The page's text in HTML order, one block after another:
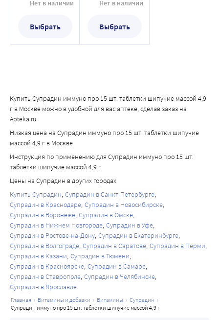
шипучие массой
Нет в наличии
Выбрать
шипучие массой
Нет в наличии
Выбрать
Купить Супрадин иммуно про 15 шт. таблетки шипучие массой 4,9
г в Москве можно в удобной для вас аптеке, сделав заказ на
Apteka.ru.
Низкая цена на Супрадин иммуно про 15 шт. таблетки шипучие
массой 4,9 г в Москве
Инструкция по применению для Супрадин иммуно про 15 шт.
таблетки шипучие массой 4,9 г
Цены на Супрадин в других городах
Купить Супрадин Супрадин в Санкт-Петербурге
Супрадин в Краснодаре Супрадин в Новосибирске
Супрадин в Воронеже Супрадин в Омске
Супрадин в Нижнем Новгороде Супрадин в Уфе
Супрадин в Ростове-на-Дону Супрадин в Екатеринбурге
Супрадин в Волгограде Супрадин в Саратове Супрадин в Перми
Супрадин в Казани Супрадин в Тюмени
Супрадин в Красноярске Супрадин в Самаре
Супрадин в Ставрополе Супрадин в Челябинске
Супрадин в Ярославле
главная витамины и добавки витамины
супрадин
супрадин иммуно про 15 шт. таблетки шипучие массой 4,9 г